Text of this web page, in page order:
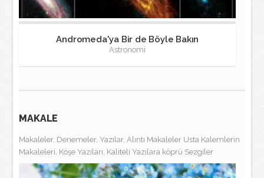
Andromeda'ya Bir de Böyle Bakın
Astronomi
MAKALE
Makaleler, Denemeler, Yazılar, Alıntı Makaleler Usta Kalemlerin
Makaleleri, Köşe Yazıları, Kaliteli Yazılara köprü Sezgiler